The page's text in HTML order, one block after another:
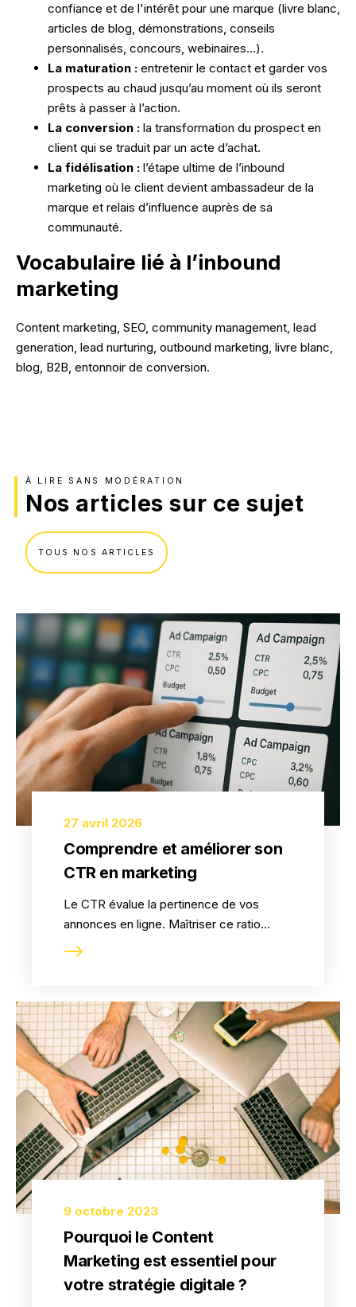
Transformation digitale
UX design
Intelligence artificielle
NOS RÉALISATIONS
confiance et de l'intérêt pour une marque (livre blanc,
articles de blog, démonstrations, conseils
personnalisés, concours, webinaires...).
La maturation : entretenir le contact et garder vos
prospects au chaud jusqu’au moment où ils seront
prêts à passer à l’action.
La conversion : la transformation du prospect en
client qui se traduit par un acte d’achat.
La fidélisation : l’étape ultime de l’inbound
marketing où le client devient ambassadeur de la
marque et relais d’influence auprès de sa
communauté.
Vocabulaire lié à l’inbound
marketing
Content marketing, SEO, community management, lead
generation, lead nurturing, outbound marketing, livre blanc,
blog, B2B, entonnoir de conversion.
À LIRE SANS MODÉRATION
Nos articles sur ce sujet
TOUS NOS ARTICLES
27 avril 2026
Comprendre et améliorer son
CTR en marketing
Le CTR évalue la pertinence de vos
annonces en ligne. Maîtriser ce ratio
clics/impressions est essentiel pour
convertir.
9 octobre 2023
Pourquoi le Content
Marketing est essentiel pour
votre stratégie digitale ?